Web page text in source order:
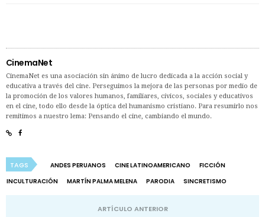
CinemaNet
CinemaNet es una asociación sin ánimo de lucro dedicada a la acción social y
educativa a través del cine. Perseguimos la mejora de las personas por medio de
la promoción de los valores humanos, familiares, cívicos, sociales y educativos
en el cine, todo ello desde la óptica del humanismo cristiano. Para resumirlo nos
remitimos a nuestro lema: Pensando el cine, cambiando el mundo.
TAGS ANDES PERUANOS CINE LATINOAMERICANO
FICCIÓN
INCULTURACIÓN
MARTÍN PALMA MELENA PARODIA SINCRETISMO
ARTÍCULO ANTERIOR